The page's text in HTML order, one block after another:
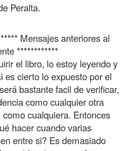
Peralta.
Mensajes anteriores al
************
el libro, lo estoy leyendo y
es cierto lo expuesto por el
bastante facil de verificar,
como cualquier otra
cualquiera. Entonces
hacer cuando varias
entre si? Es demasiado